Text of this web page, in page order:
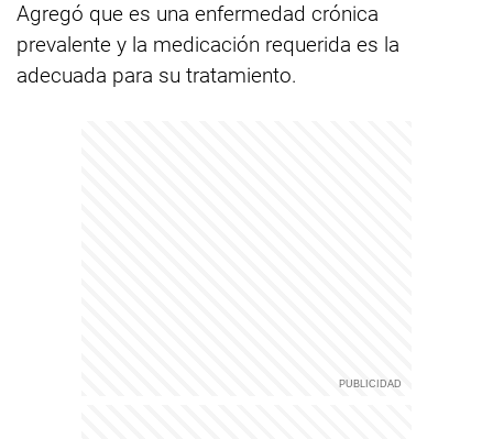
Agregó que es una enfermedad crónica
prevalente y la medicación requerida es la
adecuada para su tratamiento.